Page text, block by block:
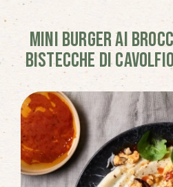
MINI BURGER AI
BISTECCHE DI